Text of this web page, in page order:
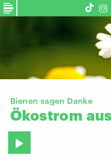
Bienen sagen Danke
Ökostrom